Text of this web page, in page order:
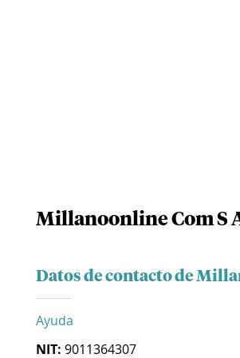
Millanoonline Com S
Datos de contacto de
Ayuda
NIT: 9011364307